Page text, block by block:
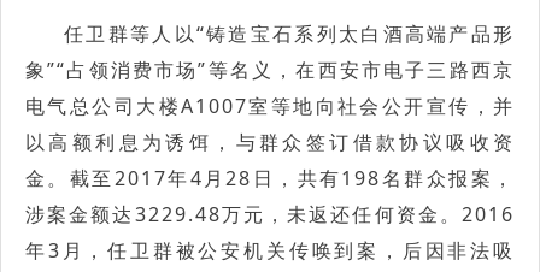
任卫群等人以“铸造宝石系列太白酒高端产品形
象”“占领消费市场”等名义，在西安市电子三路西京
电气总公司大楼A1007室等地向社会公开宣传，并
以高额利息为诱饵，与群众签订借款协议吸收资
金。截至2017年4月28日，共有198名群众报案，
涉案金额达3229.48万元，未返还任何资金。2016
年3月，任卫群被公安机关传唤到案，后因非法吸